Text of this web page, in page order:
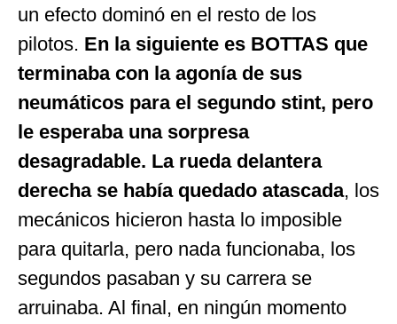
un efecto dominó en el resto de los
pilotos. En la siguiente es BOTTAS que
terminaba con la agonía de sus
neumáticos para el segundo stint, pero
le esperaba una sorpresa
desagradable. La rueda delantera
derecha se había quedado atascada, los
mecánicos hicieron hasta lo imposible
para quitarla, pero nada funcionaba, los
segundos pasaban y su carrera se
arruinaba. Al final, en ningún momento